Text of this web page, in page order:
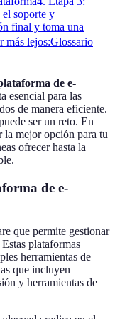
el soporte y
final y toma una
más lejos:Glossario
de e-
esencial para las
de manera eficiente.
ser un reto. En
la mejor opción para tu
ofrecer hasta la
de e-
que permite gestionar
plataformas
herramientas de
que incluyen
y herramientas de